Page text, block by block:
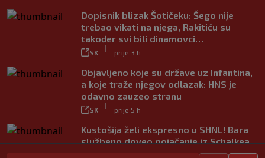
Dopisnik blizak Šotičeku: Šego nije
trebao vikati na njega, Rakitiću su
također svi bili dinamovci…
SK
|
prije 3 h
Objavljeno koje su države uz Infantina,
a koje traže njegov odlazak: HNS je
odavno zauzeo stranu
SK
|
prije 5 h
Kustošija želi ekspresno u SHNL! Bara
službeno doveo pojačanje iz Schalkea